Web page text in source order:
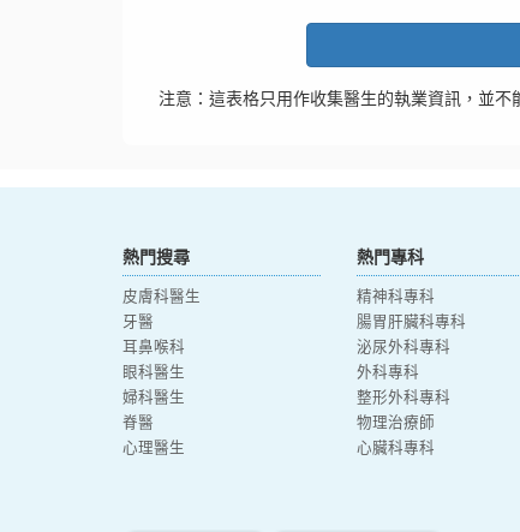
注意：這表格只用作收集醫生的執業資訊，並不
熱門搜尋
皮膚科醫生
牙醫
耳鼻喉科
眼科醫生
婦科醫生
脊醫
心理醫生
熱門專科
精神科專科
腸胃肝臟科專科
泌尿外科專科
外科專科
整形外科專科
物理治療師
心臟科專科